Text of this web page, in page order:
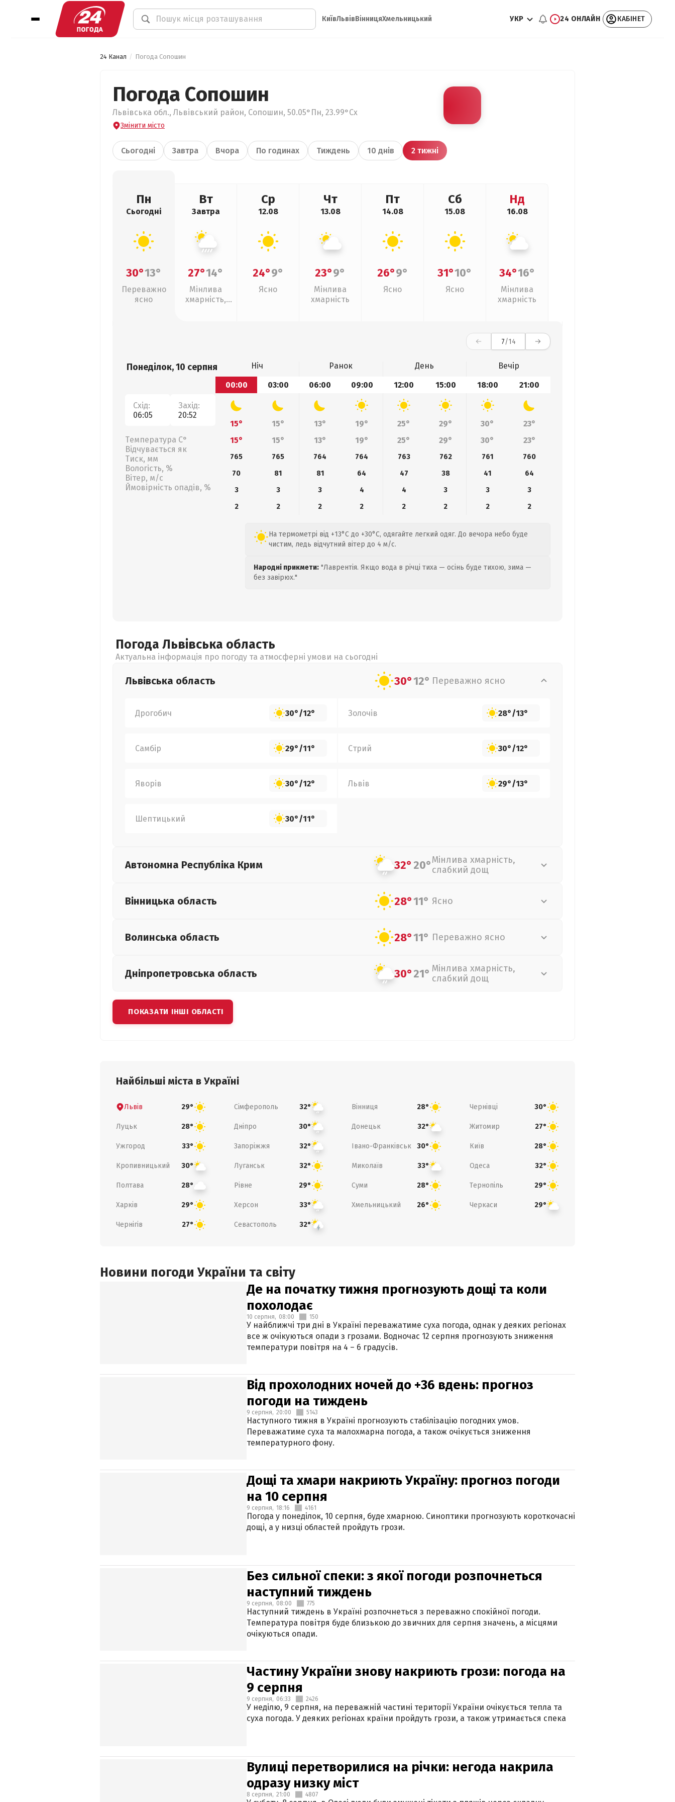
КиївЛьвівВінницяХмельницький УКР 24 ОНЛАЙН КАБІНЕТ
24 Канал Погода Сопошин
Погода Сопошин
Львівська обл., Львівський район, Сопошин, 50.05°Пн, 23.99°Сх
Змінити місто
Сьогодні Завтра Вчора По годинах Тиждень 10 днів 2 тижні
Пн
Сьогодні
30°13°
Переважно
ясно
Вт
Завтра
27°14°
Мінлива
хмарність,
Ср
12.08
24°9°
Ясно
Чт
13.08
23°9°
Мінлива
хмарність
Пт
14.08
26°9°
Ясно
Сб
15.08
31°10°
Ясно
Нд
16.08
34°16°
Мінлива
хмарність
7/14
Понеділок, 10 серпня
Схід:
06:05
Захід:
20:52
Температура С°
Відчувається як
Тиск, мм
Вологість, %
Вітер, м/с
Ймовірність опадів, %
Ніч Ранок День
Вечір
00:00
03:00 06:00 09:00 12:00 15:00 18:00 21:00
15° 15° 13° 19° 25° 29° 30°
23°
15°
15° 13° 19° 25° 29° 30° 23°
765 765 764 764 763 762 761
760
70
81 81 64 47 38 41
64
3
3 3 4 4 3 3
3
2
2 2 2 2 2 2 2
На термометрі від +13°C до +30°C, одягайте легкий одяг. До вечора небо буде
чистим, ледь відчутний вітер до 4 м/с.
Народні прикмети: "Лаврентія. Якщо вода в річці тиха — осінь буде тихою, зима —
без завірюх."
Погода Львівська область
Актуальна інформація про погоду та атмосферні умови на сьогодні
Львівська область 30°12° Переважно ясно
Дрогобич 30°/12° Золочів 28°/13°
Самбір 29°/11° Стрий 30°/12°
Яворів 30°/12° Львів 29°/13°
Шептицький 30°/11°
Автономна Республіка Крим 32°20°Мінлива хмарність,
слабкий дощ
Вінницька область 28°11° Ясно
Волинська область 28°11° Переважно ясно
Дніпропетровська область 30°21° Мінлива хмарність,
слабкий дощ
ПОКАЗАТИ ІНШІ ОБЛАСТІ
Найбільші міста в Україні
Львів 29° Сімферополь 32° Вінниця 28° Чернівці 30°
Луцьк 28° Дніпро 30° Донецьк 32° Житомир 27°
Ужгород 33° Запоріжжя 32° Івано-Франківськ 30° Київ 28°
Кропивницький 30° Луганськ 32° Миколаїв 33° Одеса 32°
Полтава 28° Рівне 29° Суми 28° Тернопіль 29°
Харків 29° Херсон 33° Хмельницький 26° Черкаси 29°
Чернігів 27° Севастополь 32°
Новини погоди України та світу
Де на початку тижня прогнозують дощі та коли
похолодає
10 серпня, 08:00 150
У найближчі три дні в Україні переважатиме суха погода, однак у деяких регіонах
все ж очікуються опади з грозами. Водночас 12 серпня прогнозують зниження
температури повітря на 4 – 6 градусів.
Від прохолодних ночей до +36 вдень: прогноз
погоди на тиждень
9 серпня, 20:00 5143
Наступного тижня в Україні прогнозують стабілізацію погодних умов.
Переважатиме суха та малохмарна погода, а також очікується зниження
температурного фону.
Дощі та хмари накриють Україну: прогноз погоди
на 10 серпня
9 серпня, 18:16 4161
Погода у понеділок, 10 серпня, буде хмарною. Синоптики прогнозують короткочасні
дощі, а у низці областей пройдуть грози.
Без сильної спеки: з якої погоди розпочнеться
наступний тиждень
9 серпня, 08:00 775
Наступний тиждень в Україні розпочнеться з переважно спокійної погоди.
Температура повітря буде близькою до звичних для серпня значень, а місцями
очікуються опади.
Частину України знову накриють грози: погода на
9 серпня
9 серпня, 06:33 2426
У неділю, 9 серпня, на переважній частині території України очікується тепла та
суха погода. У деяких регіонах країни пройдуть грози, а також утримається спека
Вулиці перетворилися на річки: негода накрила
одразу низку міст
8 серпня, 21:00 4807